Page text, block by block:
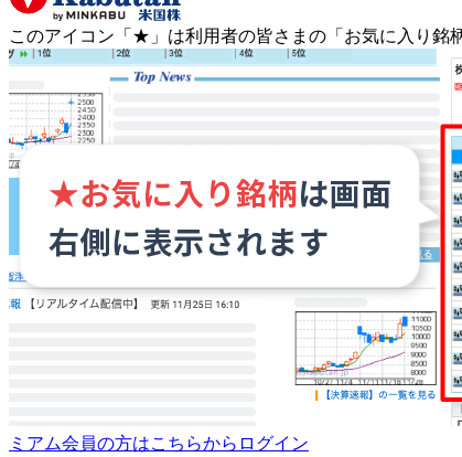
このアイコン 「★」 は利用者の皆さまの 「お気に入り銘
ミアム会員の方はこちらからログイン